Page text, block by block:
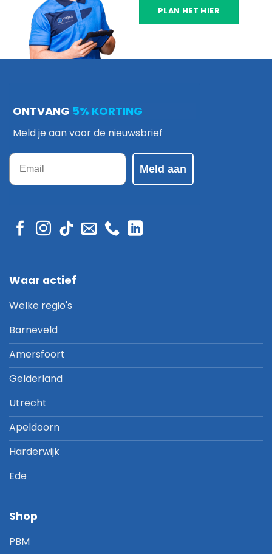
PLAN HET HIER
ONTVANG 5% KORTING
Meld je aan voor de nieuwsbrief
Email
Meld aan
Waar actief
Welke regio's
Barneveld
Amersfoort
Gelderland
Utrecht
Apeldoorn
Harderwijk
Ede
Shop
PBM